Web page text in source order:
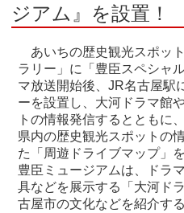
ジアム』を設置！
あいちの歴史観光スポッ
ラリー」に「豊臣スペシャ
マ放送開始後、JR名古屋駅
ーを設置し、大河ドラマ館
トの情報発信するとともに
県内の歴史観光スポットの
た「周遊ドライブマップ」
豊臣ミュージアムは、ドラ
具などを展示する「大河ド
古屋市の文化などを紹介す